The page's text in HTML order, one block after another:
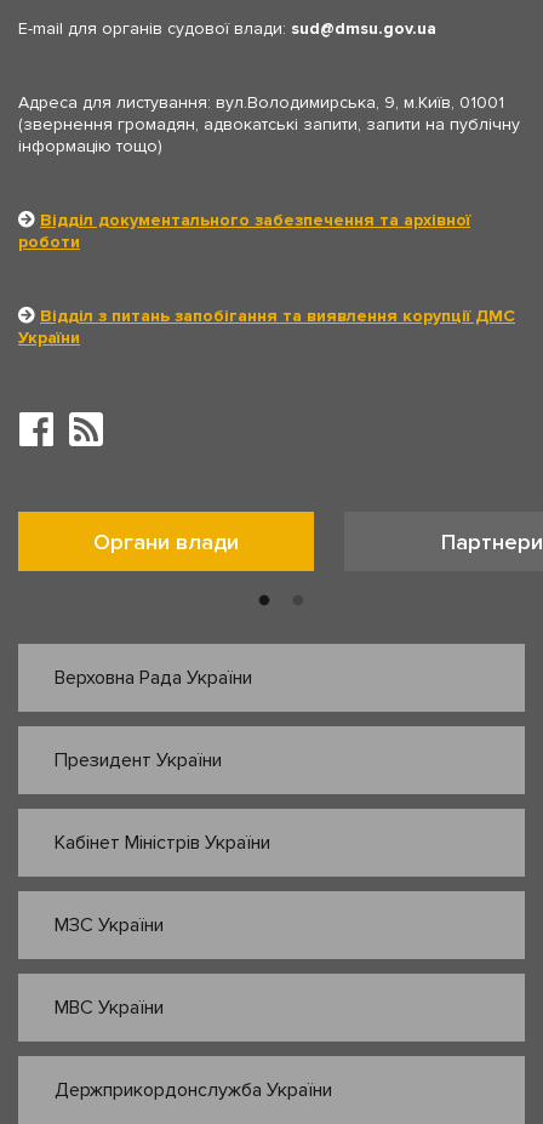
E-mail для органів судової влади: sud dmsu.gov.ua
Адреса для листування: вул.Володимирська, 9, м.Київ, 01001
(звернення громадян, адвокатські запити, запити на публічну
інформацію тощо)
Відділ документального забезпечення та архівної
роботи
Відділ з питань запобігання та виявлення корупції ДМС
України
Органи влади Партнери
Верховна Рада України
Президент України
Кабінет Міністрів України
МЗС України
МВС України
Держприкордонслужба України